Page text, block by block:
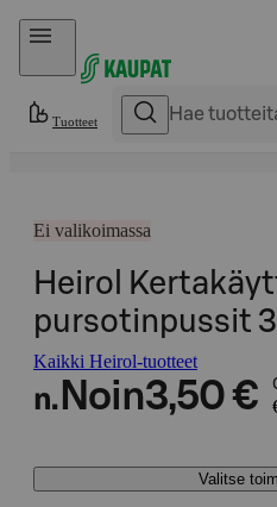
Hyppää sisältöön
Tuotteet
Ei valikoimassa
Heirol
pursotinpussit
Kaikki Heirol-tuotteet
n. Noin3,50 €
Valitse